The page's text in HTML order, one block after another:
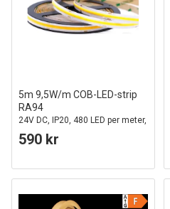
5m 9,5W/m COB-LED-strip
RA94
24V DC, IP20, 480 LED per meter,
COB LED
590 kr